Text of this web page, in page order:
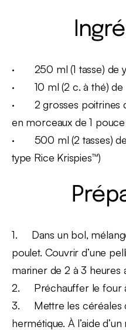
· 250 ml (1 tasse) de
· 10 ml (2 c. à thé) de
· 2 grosses poitrines
en morceaux de 1 pouce
· 500 ml (2 tasses) de
type Rice Krispies™)
1. Dans un bol,
poulet. Couvrir d’une
mariner de 2 à 3 heures
2. Préchauffer le four
3. Mettre les céréales
hermétique. À l’aide